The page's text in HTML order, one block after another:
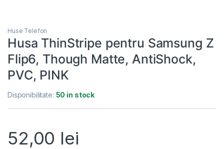
Huse Telefon
Husa ThinStripe pentru Samsung Z
Flip6, Though Matte, AntiShock,
PVC, PINK
Disponibilitate: 50 in stock
52,00 lei